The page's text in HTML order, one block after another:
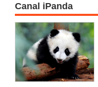
Canal iPanda